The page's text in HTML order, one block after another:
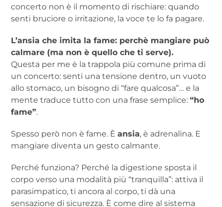
concerto non è il momento di rischiare: quando
senti bruciore o irritazione, la voce te lo fa pagare.
L’ansia che imita la fame: perchè mangiare può
calmare (ma non è quello che ti serve).
Questa per me è la trappola più comune prima di
un concerto: senti una tensione dentro, un vuoto
allo stomaco, un bisogno di “fare qualcosa”… e la
mente traduce tutto con una frase semplice: “ho
fame”.
Spesso però non è fame. È ansia, è adrenalina. E
mangiare diventa un gesto calmante.
Perché funziona? Perché la digestione sposta il
corpo verso una modalità più “tranquilla”: attiva il
parasimpatico, ti ancora al corpo, ti dà una
sensazione di sicurezza. È come dire al sistema